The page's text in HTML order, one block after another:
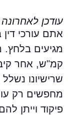
עודכן לאחרונה ב: 19/11/
אתם עורכי דין
קמ"ש, אחר קיבל
שרישיונו
מחפשים רק
פיקוד וייתן